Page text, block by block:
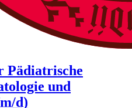
Pädiatrische
und
d)